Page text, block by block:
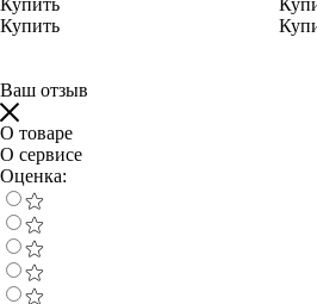
Купить
Ваш отзыв
О товаре
О сервисе
Оценка: